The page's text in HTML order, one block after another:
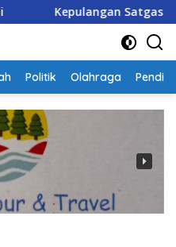
Satgas Kizi TNI
Politik Olahraga